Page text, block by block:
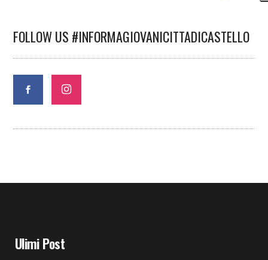
FOLLOW US #INFORMAGIOVANICITTADICASTELLO
Ulimi Post